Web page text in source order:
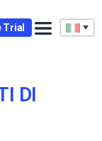
Trial
DI